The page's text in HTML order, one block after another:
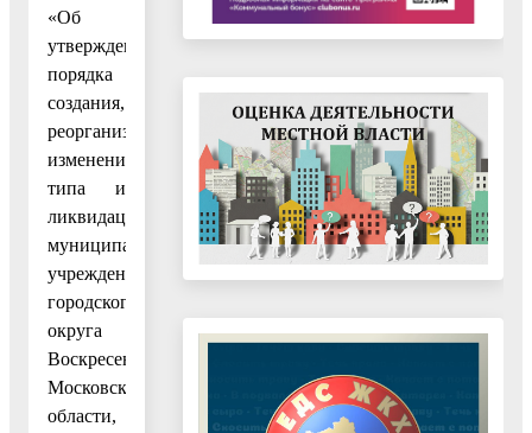
«Об
утверждении
порядка
создания,
реорганизации,
изменения
типа и
ликвидации
муниципальных
учреждений
городского
округа
Воскресенск
Московской
области,